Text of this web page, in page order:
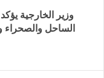
وزير الخارجية
الساحل والصحراء